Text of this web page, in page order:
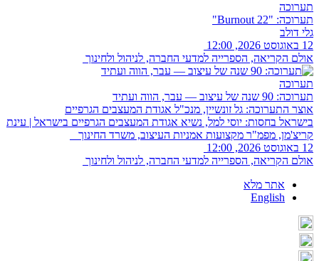
תערוכה
תערוכה: "Burnout 22"
גלי דולב
12 באוגוסט 2026, 12:00
אולם הקריאה, הספרייה למדעי החברה, לניהול ולחינוך
תערוכה
תערוכה: 90 שנה של עיצוב — עבר, הווה ועתיד
אוצר התערוכה: גל זונשיין, מנכ"ל אגודת המעצבים הגרפיים
בישראל בחסות: יוסי למל, נשיא אגודת המעצבים הגרפיים בישראל | עינת
קריצ'מן, מפמ"ר מקצועות אמניות העיצוב, משרד החינוך
12 באוגוסט 2026, 12:00
אולם הקריאה, הספרייה למדעי החברה, לניהול ולחינוך
אתר מלא
English